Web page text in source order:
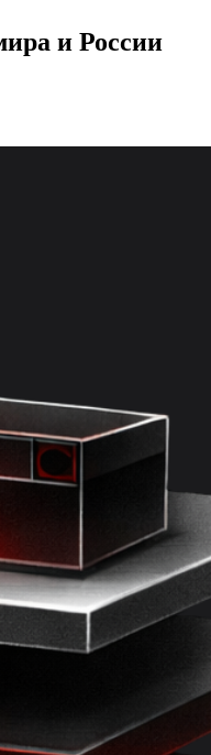
и России